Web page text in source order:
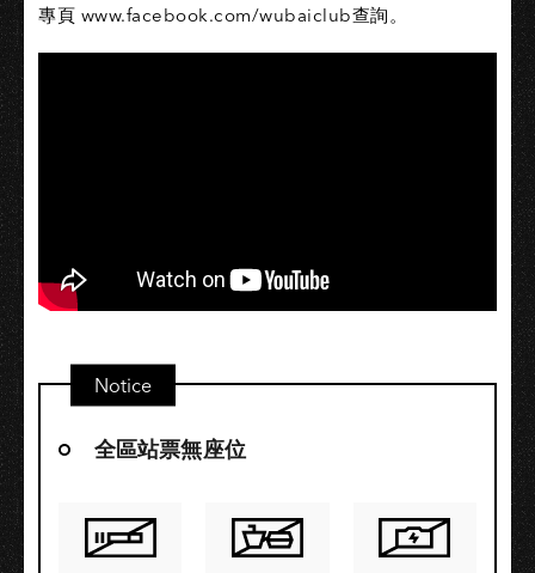
專頁 www.facebook.com/wubaiclub查詢。
Notice
全區站票無座位